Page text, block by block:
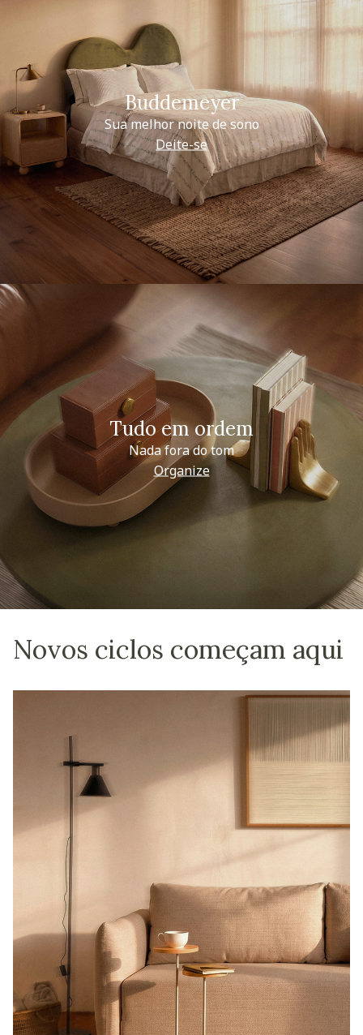
Buddemeyer
Sua melhor noite de sono
Deite-se
Tudo em ordem
Nada fora do tom
Organize
Novos ciclos começam aqui